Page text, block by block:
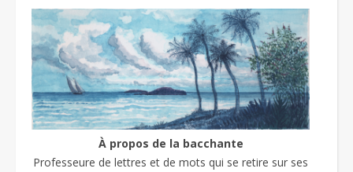
À propos de la bacchante
Professeure de lettres et de mots qui se retire sur ses